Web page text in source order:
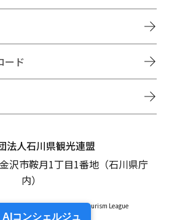
ード
法人石川県観光連盟
沢市鞍月1丁目1番地（石川県庁
内）
© Ishikawa Prefectural Tourism League